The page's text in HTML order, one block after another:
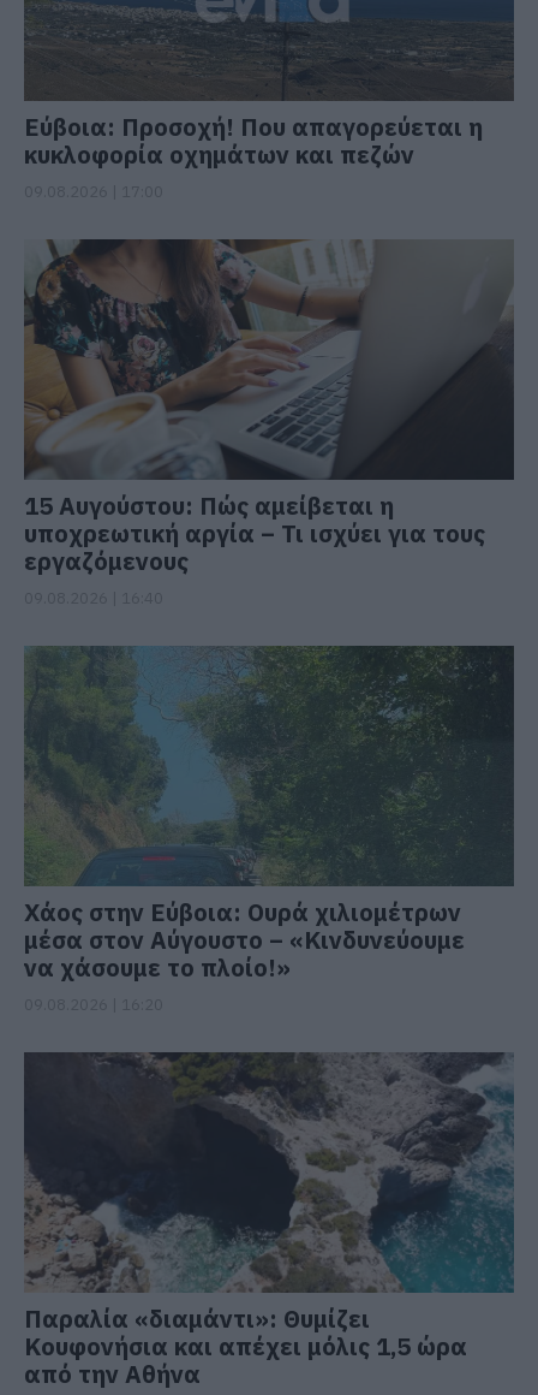
Εύβοια: Προσοχή! Που απαγορεύεται η
κυκλοφορία οχημάτων και πεζών
15 Αυγούστου: Πώς αμείβεται η
υποχρεωτική αργία – Τι ισχύει για τους
εργαζόμενους
Χάος στην Εύβοια: Ουρά χιλιομέτρων
μέσα στον Αύγουστο – «Κινδυνεύουμε
να χάσουμε το πλοίο!»
Παραλία «διαμάντι»: Θυμίζει
Κουφονήσια και απέχει μόλις 1,5 ώρα
από την Αθήνα